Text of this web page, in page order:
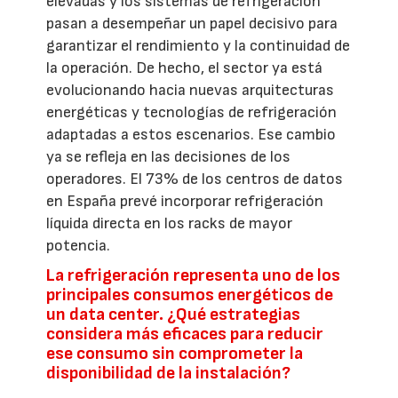
pasan a desempeñar un papel decisivo para
garantizar el rendimiento y la continuidad de
la operación. De hecho, el sector ya está
evolucionando hacia nuevas arquitecturas
energéticas y tecnologías de refrigeración
adaptadas a estos escenarios. Ese cambio
ya se refleja en las decisiones de los
operadores. El 73% de los centros de datos
en España prevé incorporar refrigeración
líquida directa en los racks de mayor
potencia.
La refrigeración representa uno de los
principales consumos energéticos de
un data center. ¿Qué estrategias
considera más eficaces para reducir
ese consumo sin comprometer la
disponibilidad de la instalación?